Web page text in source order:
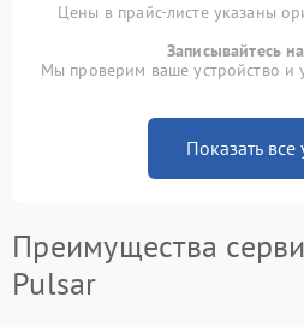
Цены в прайс-листе указаны
Записывайтесь
Мы проверим ваше устройство и
Показать все
Преимущества
Pulsar